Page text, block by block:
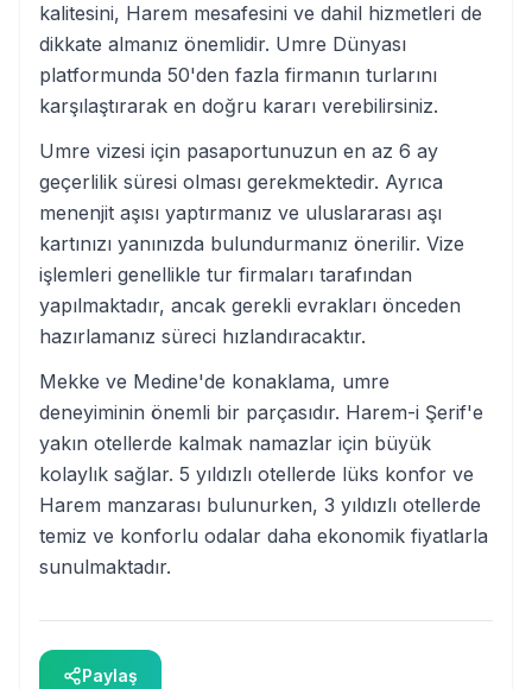
kalitesini, Harem mesafesini ve dahil hizmetleri de
dikkate almanız önemlidir. Umre Dünyası
platformunda 50'den fazla firmanın turlarını
karşılaştırarak en doğru kararı verebilirsiniz.
Umre vizesi için pasaportunuzun en az 6 ay
geçerlilik süresi olması gerekmektedir. Ayrıca
menenjit aşısı yaptırmanız ve uluslararası aşı
kartınızı yanınızda bulundurmanız önerilir. Vize
işlemleri genellikle tur firmaları tarafından
yapılmaktadır, ancak gerekli evrakları önceden
hazırlamanız süreci hızlandıracaktır.
Mekke ve Medine'de konaklama, umre
deneyiminin önemli bir parçasıdır. Harem-i Şerif'e
yakın otellerde kalmak namazlar için büyük
kolaylık sağlar. 5 yıldızlı otellerde lüks konfor ve
Harem manzarası bulunurken, 3 yıldızlı otellerde
temiz ve konforlu odalar daha ekonomik fiyatlarla
sunulmaktadır.
Paylaş